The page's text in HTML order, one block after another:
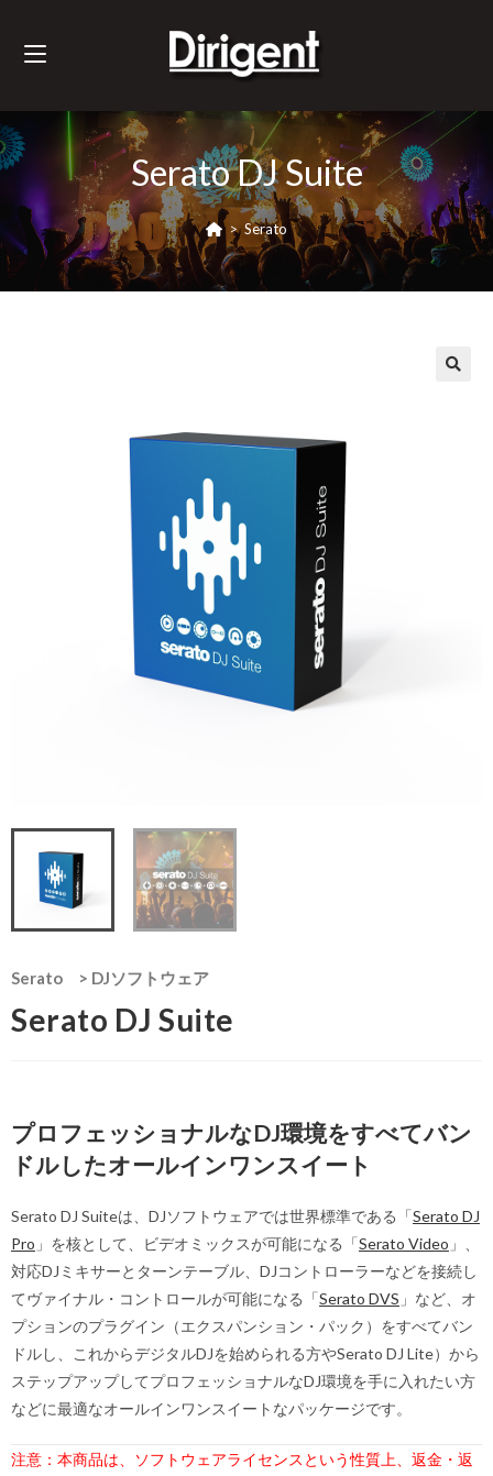
Serato DJ Suite
> Serato
Serato > DJソフトウェア
Serato DJ Suite
プロフェッショナルなDJ環境をすべてバン
ドルしたオールインワンスイート
Serato DJ Suiteは、DJソフトウェアでは世界標準である「Serato DJ
Pro 」を核として、ビデオミックスが可能になる「Serato Video 」、
対応DJミキサーとターンテーブル、DJコントローラーなどを接続し
てヴァイナル・コントロールが可能になる「Serato DVS 」など、オ
プションのプラグイン（エクスパンション・パック）をすべてバン
ドルし、これからデジタルDJを始められる方やSerato DJ Lite）から
ステップアップしてプロフェッショナルなDJ環境を手に入れたい方
などに最適なオールインワンスイートなパッケージです。
注意：本商品は、ソフトウェアライセンスという性質上、 返金・返